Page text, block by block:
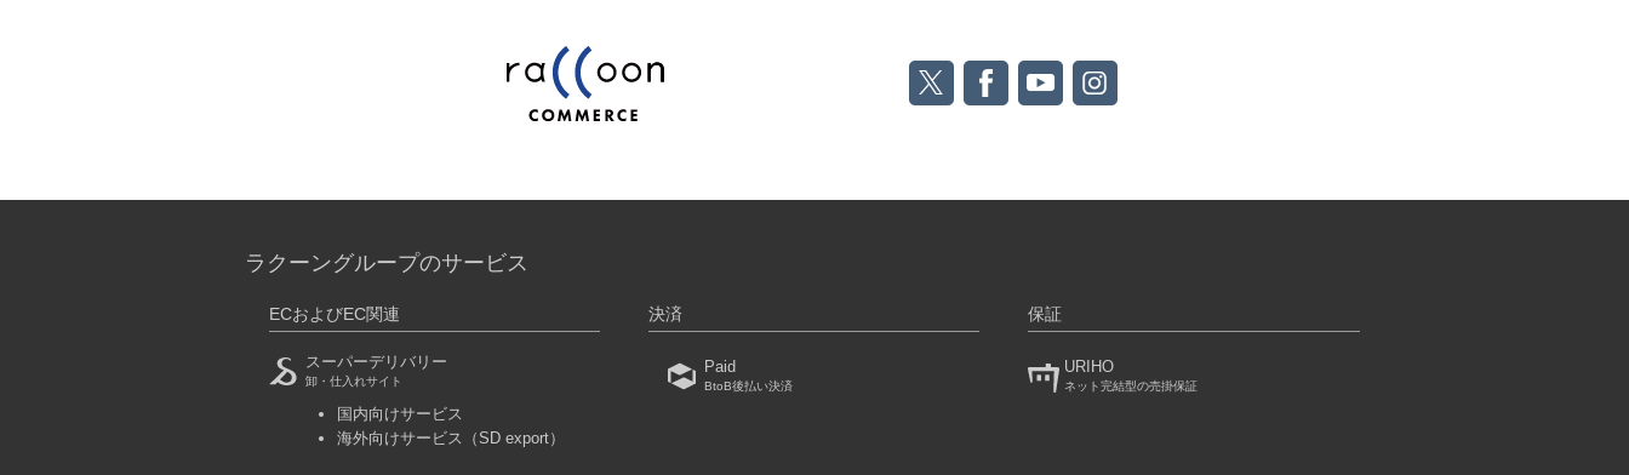
ラクーングループのサービス
ECおよびEC関連
スーパーデリバリー
卸・仕入れサイト
国内向けサービス
海外向けサービス
（SD export）
決済
Paid
BtoB後払い決済
保証
URIHO
ネット完結型の売掛保証